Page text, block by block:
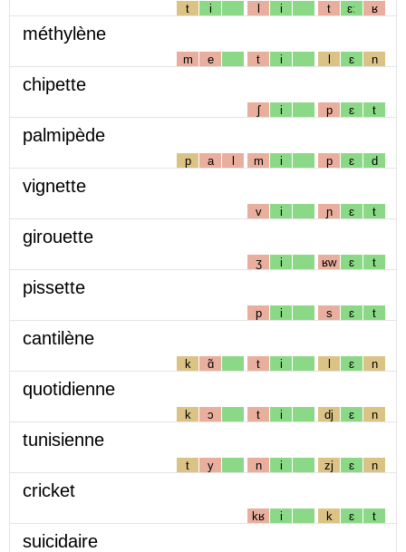
t i l i t ɛː ʁ
méthylène
m e t i l ɛ n
chipette
ʃ i p ɛ t
palmipède
p a l m i p ɛ d
vignette
v i ɲ ɛ t
girouette
ʒ i ʁw ɛ t
pissette
p i s ɛ t
cantilène
k ɑ̃ t i l ɛ n
quotidienne
k ɔ t i dj ɛ n
tunisienne
t y n i zj ɛ n
cricket
kʁ i k ɛ t
suicidaire